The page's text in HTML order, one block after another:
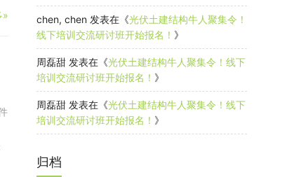
» chen, chen 发表在《光伏土建结构牛人聚集令！
线下培训交流研讨班开始报名！ 》
周磊甜 发表在《光伏土建结构牛人聚集令！线下
培训交流研讨班开始报名！ 》
周磊甜 发表在《光伏土建结构牛人聚集令！线下
培训交流研讨班开始报名！ 》
归档